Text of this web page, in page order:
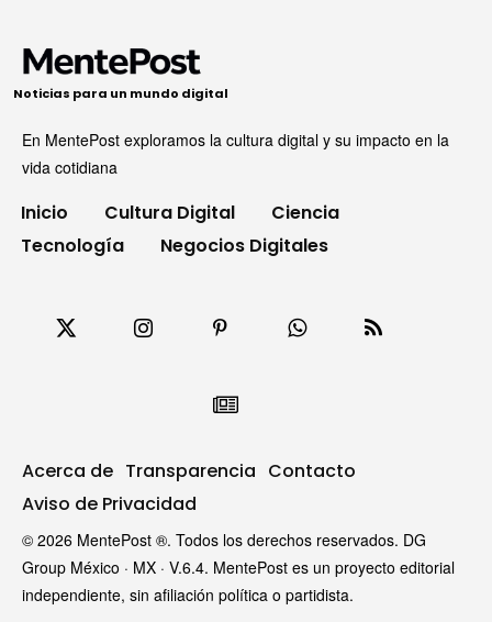
Noticias para un mundo digital
En MentePost exploramos la cultura digital y su impacto en la
vida cotidiana
Inicio Cultura Digital
Ciencia
Tecnología
Negocios Digitales
Acerca de Transparencia Contacto
Aviso de Privacidad
© 2026 MentePost ®. Todos los derechos reservados. DG
Group México · MX · V.6.4. MentePost es un proyecto editorial
independiente, sin afiliación política o partidista.